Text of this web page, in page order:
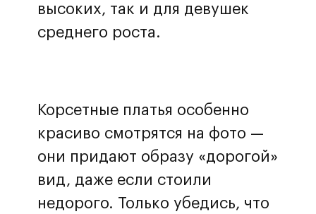
высоких, так и для девушек
среднего роста.
Корсетные платья особенно
красиво смотрятся на фото —
они придают образу «дорогой»
вид, даже если стоили
недорого. Только убедись, что